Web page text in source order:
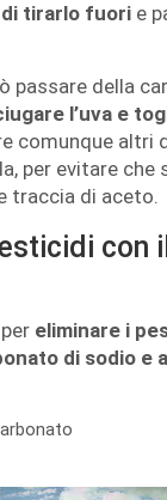
tirarlo fuori e
passare della
l’uva e
comunque altri
per evitare che
traccia di aceto.
con il
eliminare i
di sodio e